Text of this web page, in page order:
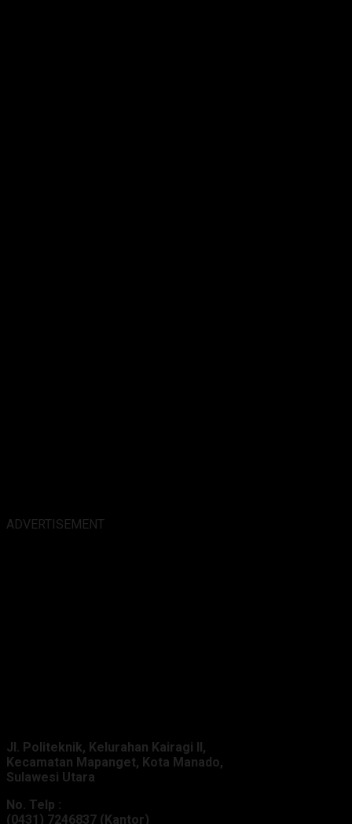
ADVERTISEMENT
Jl. Politeknik, Kelurahan Kairagi II,
Kecamatan Mapanget, Kota Manado,
Sulawesi Utara
No. Telp :
(0431) 7246837 (Kantor)